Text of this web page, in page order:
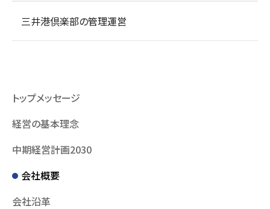
三井港倶楽部の管理運営
トップメッセージ
経営の基本理念
中期経営計画2030
会社概要
会社沿革